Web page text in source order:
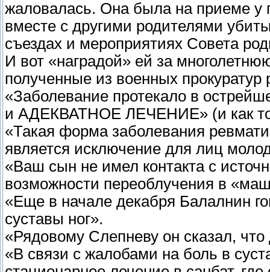
жаловалась. Она была на приеме у
вместе с другими родителями
съездах и мероприятиях Совета
И вот «наградой» ей за
полученные из военных прокуратур
«Заболевание протекало в
и АДЕКВАТНОЕ ЛЕЧЕНИЕ» (и как
«Такая форма заболевания
является исключение для лиц
«Ваш сын не имел контакта с
возможности переоблучения в
«Еще в начале декабря Балалнин
суставы ног».
«Рядовому Слепневу он сказал,
«В связи с жалобами на боль в